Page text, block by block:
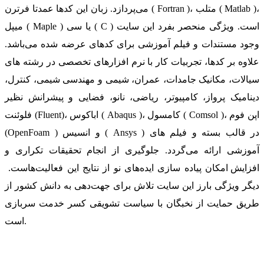
می‌پردازد. زبان این کدها عمدتا فرترن ( Fortran )، متلب ( Matlab )،
میپل ( Maple ) یا سی ( C ) است. ویژگی منحصر بفرد این سایت
وجود مستندات و فیلم آموزشی برای کدهای عرضه شده می‌باشد.
علاوه بر کدها، تجربیات کار با نرم افزارهای تخصصی در رشته های
سیالات، مکانیک جامدات، عمران، شیمی و مهندسی شیمی، کنترل،
دینامیک پرواز، کامپیوتر، ریاضی، نانو، فضایی و پیشرانش نظیر
فلوئنت (Fluent)، اباکوس ( Abaqus )، کامسول ( Comsol )، اپن فوم
(OpenFoam ) و انسیس ( Ansys ) در قالب بسته‌ و فیلم های
آموزشی ارائه می‌گردد. جلوگیری از انجام تحقیقات تکراری و
افزایش امکان پیاده سازی ایده‌های نو از نتایج این فعالیت‌هاست.
دیگر ویژگی بارز این سایت تلاش برای جهت‌دهی به دانش کشور از
طریق حمایت از نخبگان با سیاست تشویقی کسر خدمت سربازی
است.